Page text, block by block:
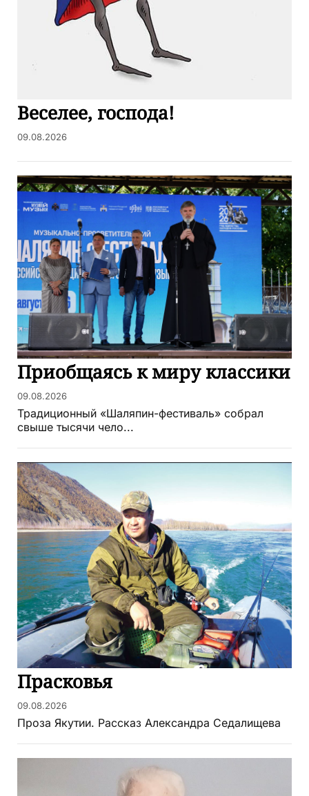
Веселее, господа!
09.08.2026
Приобщаясь к миру классики
09.08.2026
Традиционный «Шаляпин-фестиваль» собрал
свыше тысячи чело...
Прасковья
09.08.2026
Проза Якутии. Рассказ Александра Седалищева